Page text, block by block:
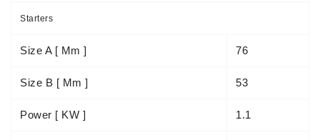
Starters
Size A [ Mm ] 76
Size B [ Mm ] 53
Power [ KW ] 1.1